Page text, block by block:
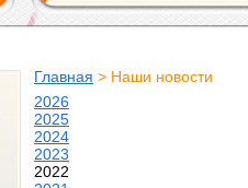
Главная > Наши новости
2026
2025
2024
2023
2022